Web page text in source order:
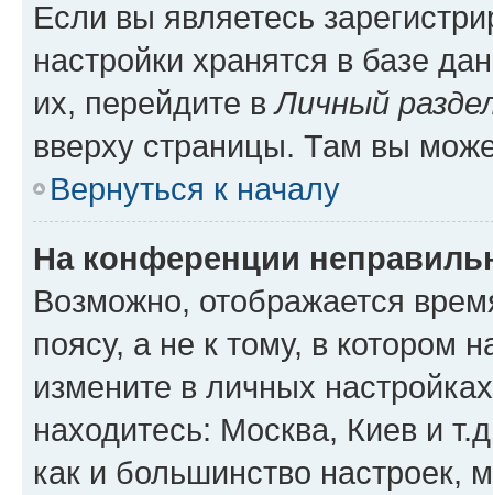
Если вы являетесь
настройки хранятся в базе
их, перейдите вЛичный
вверху страницы. Там вы
Вернуться к началу
На конференции
Возможно, отображается
поясу, а не к тому, в котором
измените в личных
находитесь: Москва, Киев и
как и большинство настроек,